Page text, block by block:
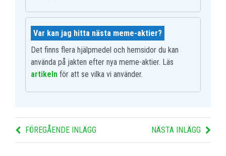
Var kan jag hitta nästa meme-aktier?
Det finns flera hjälpmedel och hemsidor du kan
använda på jakten efter nya meme-aktier. Läs
artikeln för att se vilka vi använder.
FÖREGÅENDE INLÄGG NÄSTA INLÄGG